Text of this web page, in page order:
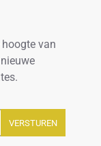
van
VERSTUREN